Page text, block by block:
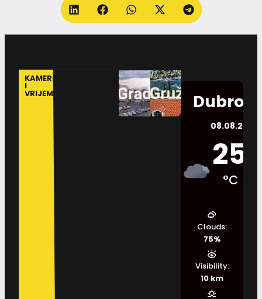
KAMERE
I
VRIJEME
08.08.2026.
25
°C
Clouds:
75%
Visibility:
10 km